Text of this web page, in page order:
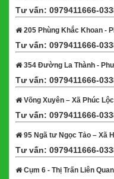
Tư vấn: 0979411666-
205 Phùng Khắc Khoan -
Tư vấn: 0979411666-
354 Đường La Thành -
Tư vấn: 0979411666-
Võng Xuyên – Xã Phúc
Tư vấn: 0979411666-
95 Ngã tư Ngọc Tảo – Xã
Tư vấn: 0979411666-
Cụm 6 - Thị Trấn Liên